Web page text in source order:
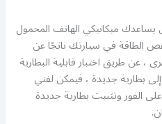
يساعدك ميكانيكي الهاتف المحمول
الطاقة في سيارتك ناتجًا عن
، عن طريق اختبار قابلية البطارية
بطارية جديدة ، فيمكن لفني
الفور وتثبيت بطارية جديدة